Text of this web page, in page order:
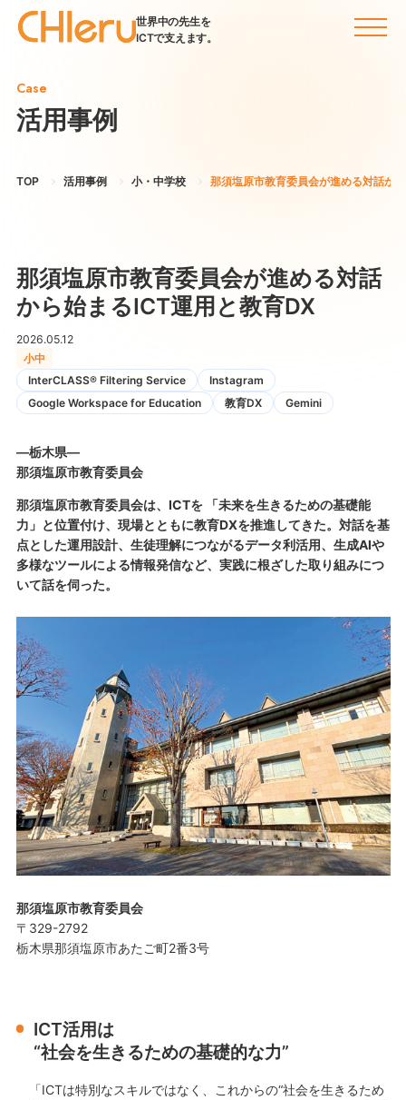
世界中の先生を
ICTで支えます。
Case
活用事例
TOP 活用事例 小・中学校 那須塩原市教育委員会が進める対話か
那須塩原市教育委員会が進める対話
から始まるICT運用と教育DX
2026.05.12
小中
InterCLASS®︎ Filtering Service
Instagram
Google Workspace for Education
教育DX Gemini
―栃木県―
那須塩原市教育委員会
那須塩原市教育委員会は、ICTを 「未来を生きるための基礎能
力」と位置付け、現場とともに教育DXを推進してきた。対話を基
点とした運用設計、生徒理解につながるデータ利活用、生成AIや
多様なツールによる情報発信など、実践に根ざした取り組みにつ
いて話を伺った。
那須塩原市教育委員会
〒329-2792
栃木県那須塩原市あたご町2番3号
ICT活用は
“社会を生きるための基礎的な力”
「ICTは特別なスキルではなく、これからの“社会を生きるため